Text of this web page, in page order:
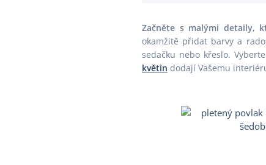
Začněte s malými detaily,
okamžitě přidat barvy a
sedačku nebo křeslo.
květin dodají Vašemu